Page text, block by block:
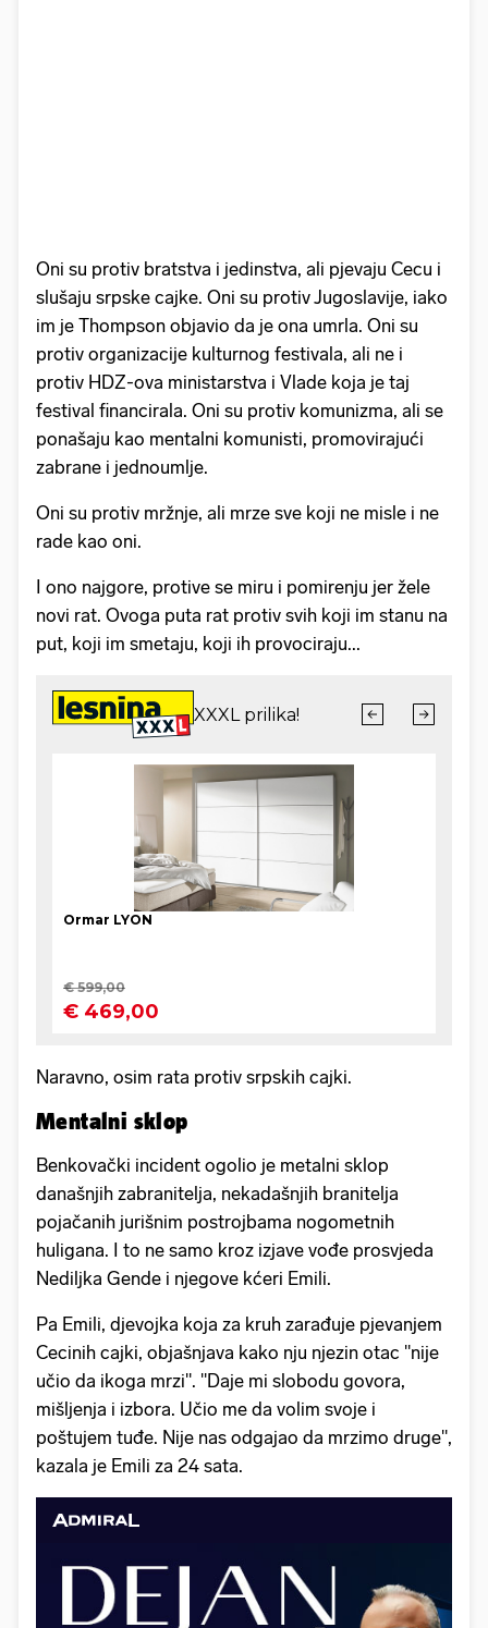
Oni su protiv bratstva i jedinstva, ali pjevaju Cecu i
slušaju srpske cajke. Oni su protiv Jugoslavije, iako
im je Thompson objavio da je ona umrla. Oni su
protiv organizacije kulturnog festivala, ali ne i
protiv HDZ-ova ministarstva i Vlade koja je taj
festival financirala. Oni su protiv komunizma, ali se
ponašaju kao mentalni komunisti, promovirajući
zabrane i jednoumlje.
Oni su protiv mržnje, ali mrze sve koji ne misle i ne
rade kao oni.
I ono najgore, protive se miru i pomirenju jer žele
novi rat. Ovoga puta rat protiv svih koji im stanu na
put, koji im smetaju, koji ih provociraju...
Naravno, osim rata protiv srpskih cajki.
Mentalni sklop
Benkovački incident ogolio je metalni sklop
današnjih zabranitelja, nekadašnjih branitelja
pojačanih jurišnim postrojbama nogometnih
huligana. I to ne samo kroz izjave vođe prosvjeda
Nediljka Gende i njegove kćeri Emili.
Pa Emili, djevojka koja za kruh zarađuje pjevanjem
Cecinih cajki, objašnjava kako nju njezin otac "nije
učio da ikoga mrzi". "Daje mi slobodu govora,
mišljenja i izbora. Učio me da volim svoje i
poštujem tuđe. Nije nas odgajao da mrzimo druge",
kazala je Emili za 24 sata.